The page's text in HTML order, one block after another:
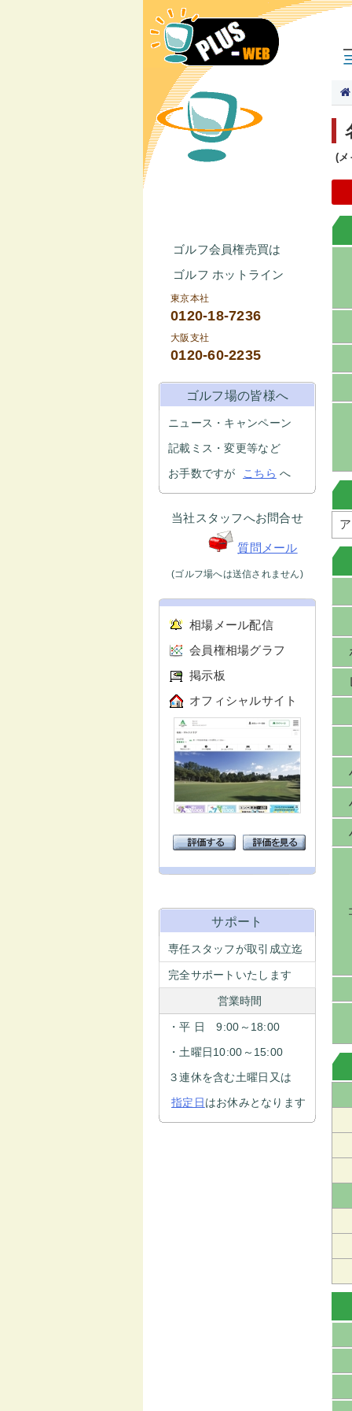
ゴルフ会員権売買は
ゴルフ ホットライン
東京本社
0120-18-7236
大阪支社
0120-60-2235
ゴルフ場の皆様へ
ニュース・キャンペーン
記載ミス・変更等など
お手数ですが
こちら へ
当社スタッフへお問合せ
質問メール
(ゴルフ場へは送信されません)
相場メール配信
会員権相場グラフ
掲示板
オフィシャルサイト
サポート
専任スタッフが取引成立迄
完全サポートいたします
営業時間
・平 日 9:00～18:00
・土曜日10:00～15:00
３連休を含む土曜日又は
指定日はお休みとなります
(メ